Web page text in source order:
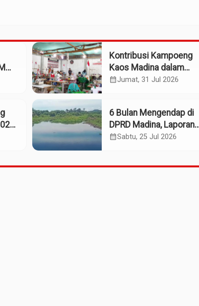
Kontribusi Kampoeng
Kaos Madina dalam
Industri Budaya dan
calendar_monthJumat, 31 Jul 2026
6 Bulan Mengendap di
DPRD Madina, Laporan
Dumas Dugaan
calendar_monthSabtu, 25 Jul 2026